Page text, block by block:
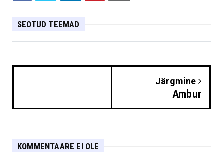
SEOTUD TEEMAD
Järgmine
Ambur
KOMMENTAARE EI OLE